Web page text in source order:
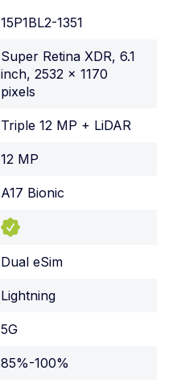
15P1BL2-1351
Super Retina XDR, 6.1
inch, 2532 x 1170
pixels
Triple 12 MP + LiDAR
12 MP
A17 Bionic
Dual eSim
Lightning
5G
85%-100%